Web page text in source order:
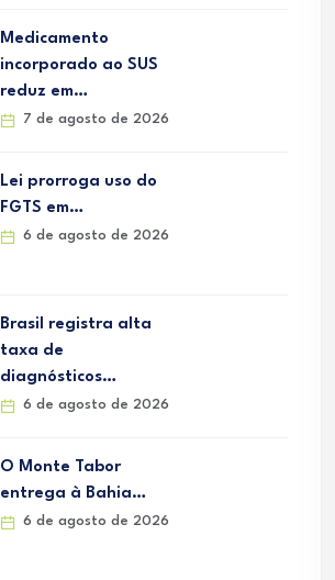
Medicamento
incorporado ao SUS
reduz em…
7 de agosto de 2026
Lei prorroga uso do
FGTS em…
6 de agosto de 2026
Brasil registra alta
taxa de
diagnósticos…
6 de agosto de 2026
O Monte Tabor
entrega à Bahia…
6 de agosto de 2026